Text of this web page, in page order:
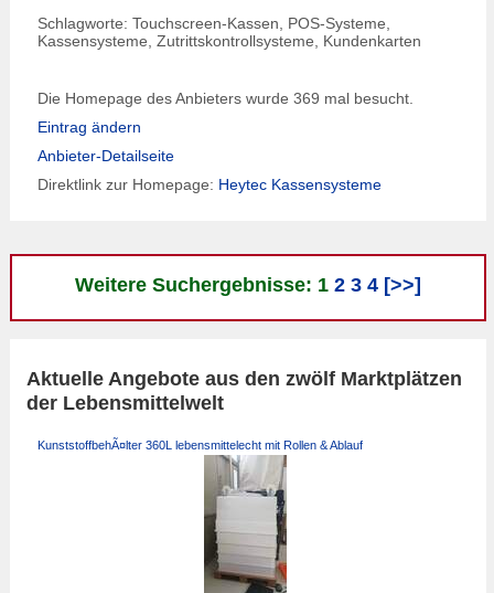
Schlagworte: Touchscreen-Kassen, POS-Systeme,
Kassensysteme, Zutrittskontrollsysteme, Kundenkarten
Die Homepage des Anbieters wurde 369 mal besucht.
Eintrag ändern
Anbieter-Detailseite
Direktlink zur Homepage: Heytec Kassensysteme
Weitere Suchergebnisse: 1 2 3 4 [>>]
Aktuelle Angebote aus den zwölf Marktplätzen
der Lebensmittelwelt
KunststoffbehÃ¤lter 360L lebensmittelecht mit Rollen & Ablauf